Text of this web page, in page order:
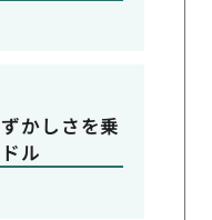
かしさを乗
ル